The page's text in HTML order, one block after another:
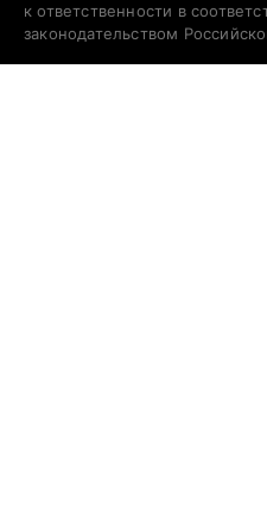
к ответственности в
законодательством